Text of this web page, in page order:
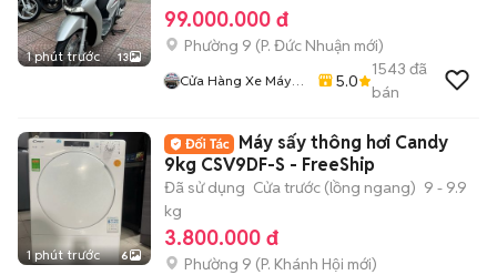
1 phút trước 13
99.000.000 đ
Phường 9 (P. Đức Nhuận mới)
Cửa Hàng Xe Máy
5.0
1543 đã
bán
1 phút trước 6
Máy sấy thông hơi Candy
9kg CSV9DF-S - FreeShip
Đã sử dụng Cửa trước (lồng ngang) 9 - 9.9
kg
3.800.000 đ
Phường 9 (P. Khánh Hội mới)